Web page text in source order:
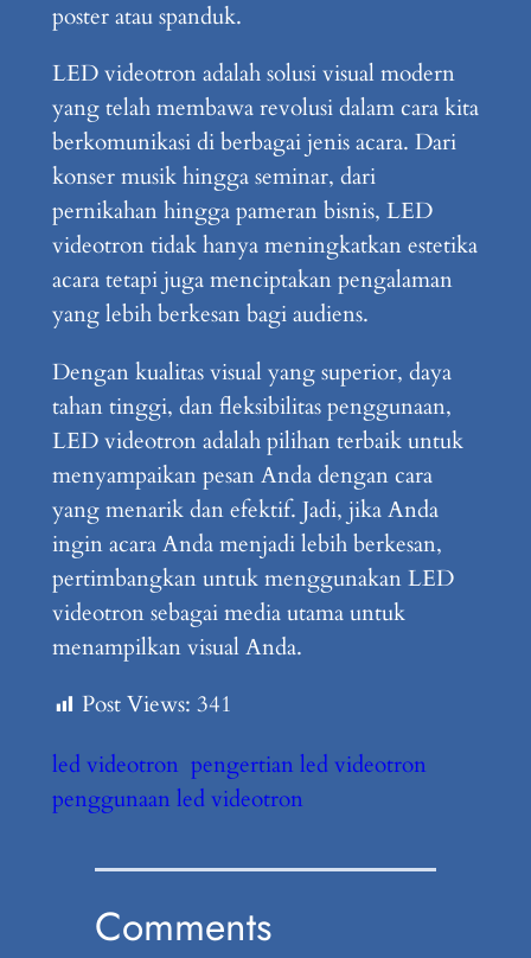
poster atau spanduk.
LED videotron adalah solusi visual modern
yang telah membawa revolusi dalam cara kita
berkomunikasi di berbagai jenis acara. Dari
konser musik hingga seminar, dari
pernikahan hingga pameran bisnis, LED
videotron tidak hanya meningkatkan estetika
acara tetapi juga menciptakan pengalaman
yang lebih berkesan bagi audiens.
Dengan kualitas visual yang superior, daya
tahan tinggi, dan fleksibilitas penggunaan,
LED videotron adalah pilihan terbaik untuk
menyampaikan pesan Anda dengan cara
yang menarik dan efektif. Jadi, jika Anda
ingin acara Anda menjadi lebih berkesan,
pertimbangkan untuk menggunakan LED
videotron sebagai media utama untuk
menampilkan visual Anda.
Post Views: 341
led videotron pengertian led videotron
penggunaan led videotron
Comments